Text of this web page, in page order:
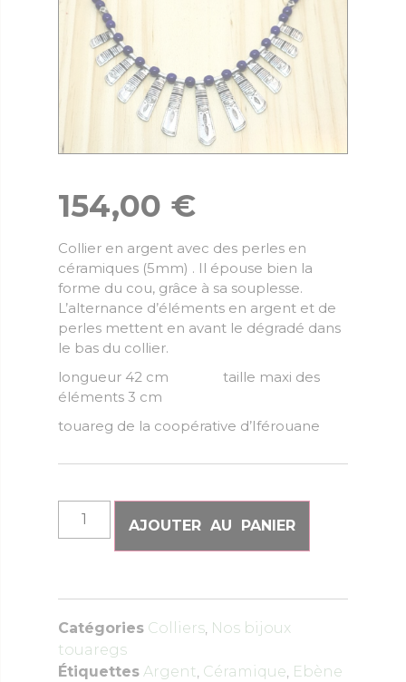
154,00 €
Collier en argent avec des perles en
céramiques (5mm) . Il épouse bien la
forme du cou, grâce à sa souplesse.
L’alternance d’éléments en argent et de
perles mettent en avant le dégradé dans
le bas du collier.
longueur 42 cm taille maxi des
éléments 3 cm
touareg de la coopérative d’Iférouane
AJOUTER AU PANIER
Catégories Colliers, Nos bijoux
touaregs
Étiquettes Argent, Céramique, Ebène